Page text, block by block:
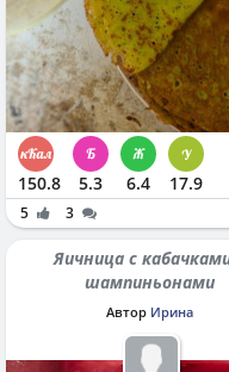
150.8 5.3 6.4 17.9
5 3
Яичница с кабачками и
шампиньонами
Автор Ирина